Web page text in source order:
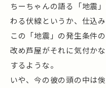
ちーちゃんの語る「地震
わる伏線というか、仕込み
この「地震」の発生条件
改め芦屋がそれに気付か
するような。
いや、今の彼の頭の中は